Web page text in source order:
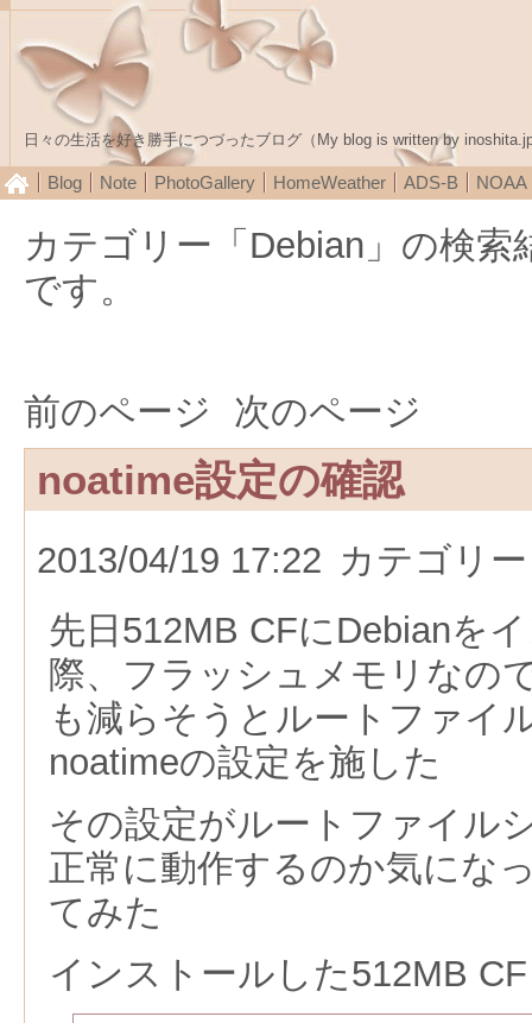
日々の生活を好き勝手につづったブログ（My blog is written by
Blog Note PhotoGallery HomeWeather ADS-B NOAA
カテゴリー「Debian」の検
です。
前のページ 次のページ
noatime設定の確認
2013/04/19 17:22 カテゴリ
先日512MB CFにDebianを
際、フラッシュメモリなの
も減らそうとルートファイ
noatimeの設定を施した
その設定がルートファイル
正常に動作するのか気にな
てみた
インストールした512MB